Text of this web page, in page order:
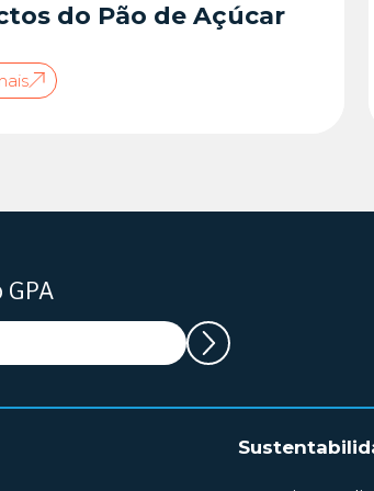
do Pão de Açúcar